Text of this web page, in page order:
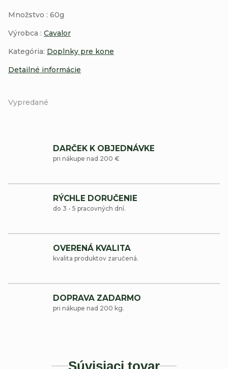
Vypredané
Množstvo : 60g
Výrobca : Cavalor
Kategória: Doplnky pre kone
Detailné informácie
DARČEK K OBJEDNÁVKE
pri nákupe nad 200 €
RÝCHLE DORUČENIE
do 3 - 5 pracovných dní.
OVERENÁ KVALITA
kvalita produktov zaručená.
DOPRAVA ZADARMO
pri nákupe nad 200 kg.
Súvisiaci tovar